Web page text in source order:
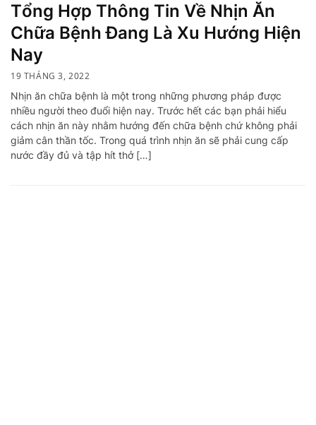
Tổng Hợp Thông Tin Về Nhịn Ăn
Chữa Bệnh Đang Là Xu Hướng Hiện
Nay
19 THÁNG 3, 2022
Nhịn ăn chữa bệnh là một trong những phương pháp được
nhiều người theo đuổi hiện nay. Trước hết các bạn phải hiểu
cách nhịn ăn này nhằm hướng đến chữa bệnh chứ không phải
giảm cân thần tốc. Trong quá trình nhịn ăn sẽ phải cung cấp
nước đầy đủ và tập hít thở […]